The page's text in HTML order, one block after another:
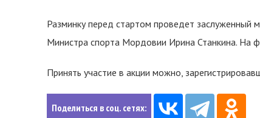
Разминку перед стартом проведет заслуженный
Министра спорта Мордовии Ирина Станкина. На
Принять участие в акции можно,
Поделиться в соц. сетях: